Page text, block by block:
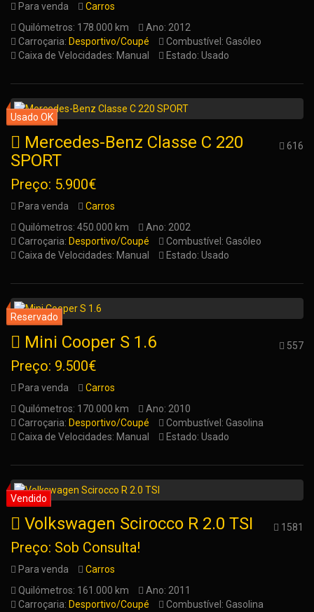
Para venda
Carros
Quilómetros: 178.000 km
Ano: 2012
Carroçaria: Desportivo/Coupé
Combustível: Gasóleo
Caixa de Velocidades: Manual
Estado: Usado
616
Mercedes-Benz Classe C 220
SPORT
Preço: 5.900€
Para venda
Carros
Quilómetros: 450.000 km
Ano: 2002
Carroçaria: Desportivo/Coupé
Combustível: Gasóleo
Caixa de Velocidades: Manual
Estado: Usado
557
Mini Cooper S 1.6
Preço: 9.500€
Para venda
Carros
Quilómetros: 170.000 km
Ano: 2010
Carroçaria: Desportivo/Coupé
Combustível: Gasolina
Caixa de Velocidades: Manual
Estado: Usado
1581
Volkswagen Scirocco R 2.0 TSI
Preço: Sob Consulta!
Para venda
Carros
Quilómetros: 161.000 km
Ano: 2011
Carroçaria: Desportivo/Coupé
Combustível: Gasolina